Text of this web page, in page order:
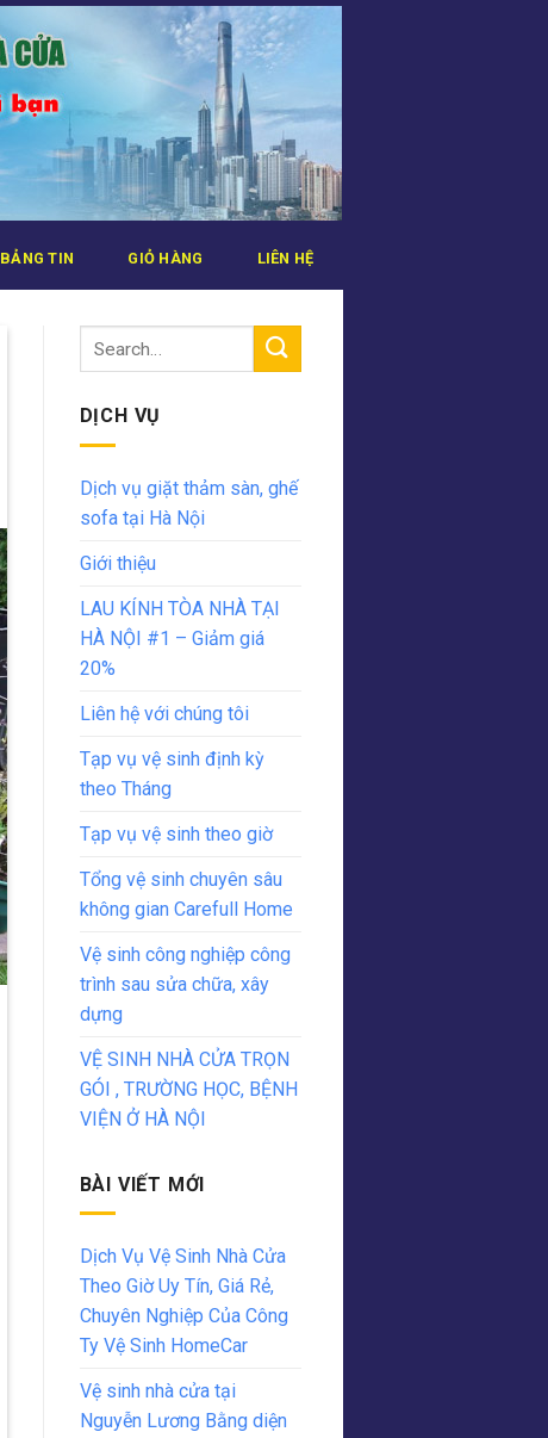
BẢNG TIN GIỎ HÀNG LIÊN HỆ
DỊCH VỤ
Dịch vụ giặt thảm sàn, ghế
sofa tại Hà Nội
Giới thiệu
LAU KÍNH TÒA NHÀ TẠI
HÀ NỘI #1 – Giảm giá
20%
Liên hệ với chúng tôi
Tạp vụ vệ sinh định kỳ
theo Tháng
Tạp vụ vệ sinh theo giờ
Tổng vệ sinh chuyên sâu
không gian Carefull Home
Vệ sinh công nghiệp công
trình sau sửa chữa, xây
dựng
VỆ SINH NHÀ CỬA TRỌN
GÓI , TRƯỜNG HỌC, BỆNH
VIỆN Ở HÀ NỘI
BÀI VIẾT MỚI
Dịch Vụ Vệ Sinh Nhà Cửa
Theo Giờ Uy Tín, Giá Rẻ,
Chuyên Nghiệp Của Công
Ty Vệ Sinh HomeCar
Vệ sinh nhà cửa tại
Nguyễn Lương Bằng diện